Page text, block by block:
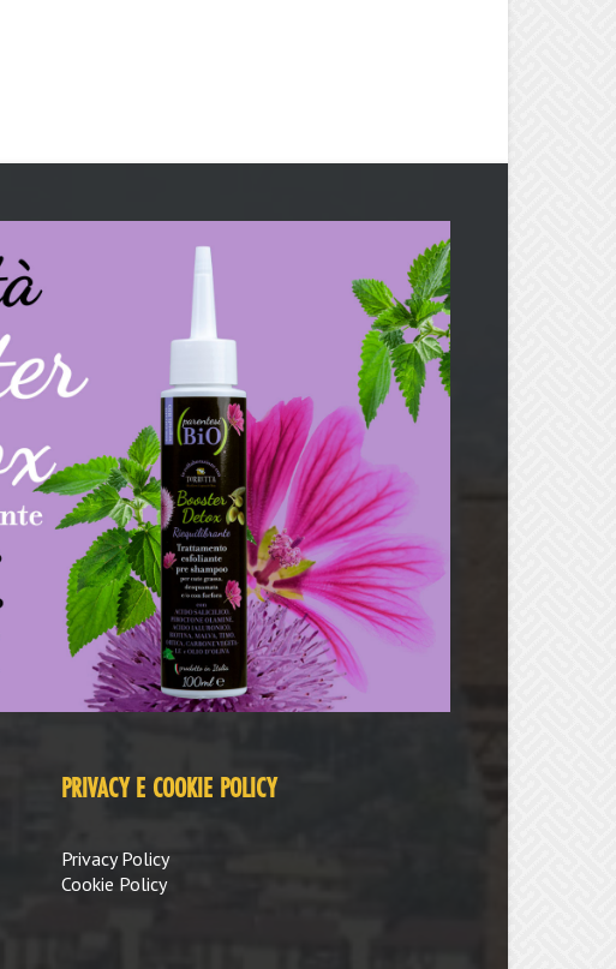
PRIVACY E COOKIE POLICY
Privacy Policy
Cookie Policy